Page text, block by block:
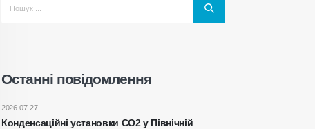
Останні повідомлення
Конденсаційні установки CO2 у Північній
2026-07-27